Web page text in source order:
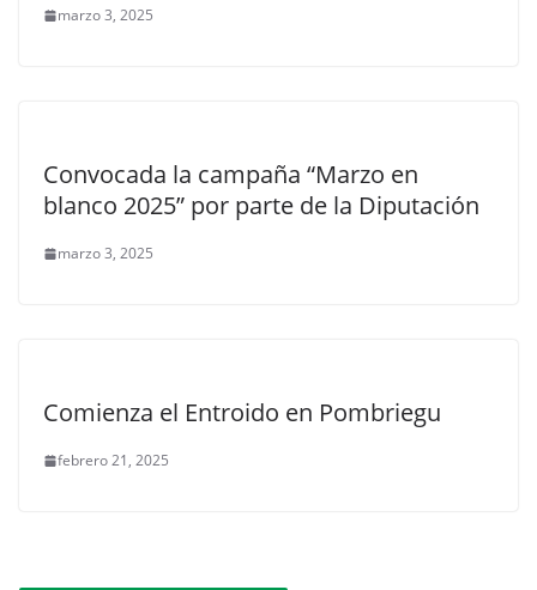
marzo 3, 2025
Convocada la campaña “Marzo en
blanco 2025” por parte de la Diputación
marzo 3, 2025
Comienza el Entroido en Pombriegu
febrero 21, 2025